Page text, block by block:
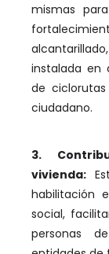
mismas
instalada en
de
ciudadano.
3.
vivienda:
habilitación
social,
personas